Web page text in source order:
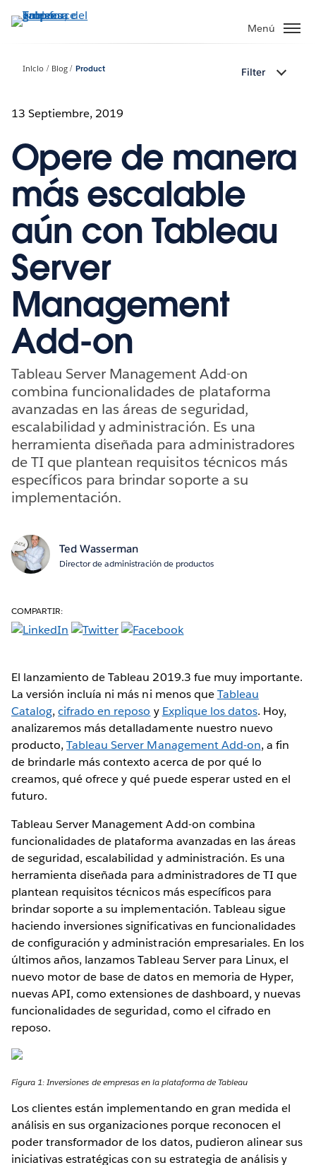
Menú
Inicio Blog Product Filter
13 Septiembre, 2019
Opere de manera
más escalable
aún con Tableau
Server
Management
Add-on
Tableau Server Management Add-on
combina funcionalidades de plataforma
avanzadas en las áreas de seguridad,
escalabilidad y administración. Es una
herramienta diseñada para administradores
de TI que plantean requisitos técnicos más
específicos para brindar soporte a su
implementación.
Ted Wasserman
Director de administración de productos
COMPARTIR:
El lanzamiento de Tableau 2019.3 fue muy importante.
La versión incluía ni más ni menos queTableau
Catalog,cifrado en reposo y Explique los datos. Hoy,
analizaremos más detalladamente nuestro nuevo
producto,Tableau Server Management Add-on, a fin
de brindarle más contexto acerca de por qué lo
creamos, qué ofrece y qué puede esperar usted en el
futuro.
Tableau Server Management Add-on combina
funcionalidades de plataforma avanzadas en las áreas
de seguridad, escalabilidad y administración. Es una
herramienta diseñada para administradores de TI que
plantean requisitos técnicos más específicos para
brindar soporte a su implementación. Tableau sigue
haciendo inversiones significativas en funcionalidades
de configuración y administración empresariales. En los
últimos años, lanzamos Tableau Server para Linux, el
nuevo motor de base de datos en memoria de Hyper,
nuevas API, como extensiones de dashboard, y nuevas
funcionalidades de seguridad, como el cifrado en
reposo.
Figura 1: Inversiones de empresas en la plataforma de Tableau
Los clientes están implementando en gran medida el
análisis en sus organizaciones porque reconocen el
poder transformador de los datos, pudieron alinear sus
iniciativas estratégicas con su estrategia de análisis y